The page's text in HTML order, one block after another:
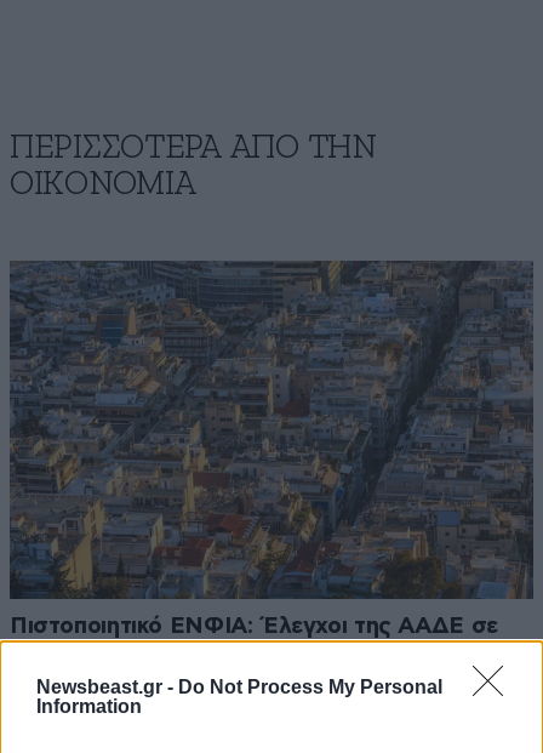
Newsbeast.gr - Do Not Process My Personal
Information
ΠΕΡΙΣΣΟΤΕΡΑ ΑΠΟ ΤΗΝ
ΟΙΚΟΝΟΜΙΑ
Πιστοποιητικό ΕΝΦΙΑ: Έλεγχοι της ΑΑΔΕ σε